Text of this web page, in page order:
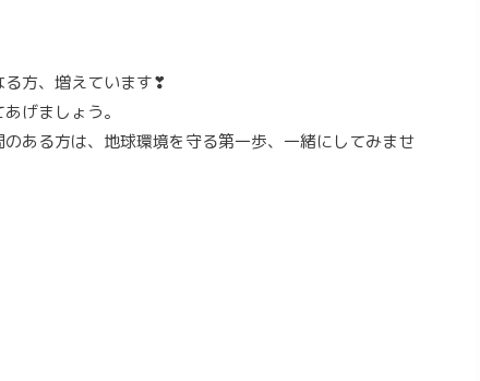
方、増えています❣
げましょう。
ある方は、地球環境を守る第一歩、一緒にしてみませ